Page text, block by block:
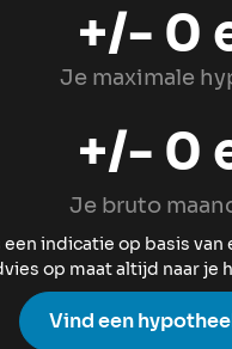
+/- 0
Je maximale
+/- 0
Je bruto
indicatie op basis van
op maat altijd naar je
Vind een